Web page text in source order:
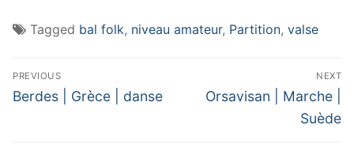
Tagged bal folk, niveau amateur, Partition, valse
Navigation
de
PREVIOUS
Previous
Berdes | Grèce | danse
NEXT
Next
Orsavisan | Marche |
Suède